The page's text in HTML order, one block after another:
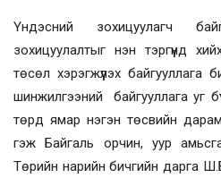
Үндэсний зохицуулагч
зохицуулалтыг нэн тэргүүнд
төсөл хэрэгжүүлэх
шинжилгээний байгууллага уг
төрд ямар нэгэн төсвийн
гэж Байгаль орчин, уур
Төрийн нарийн бичгийн дарга